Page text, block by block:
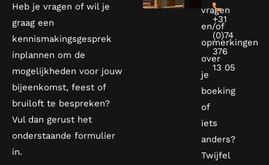
vragen
en/of
opmerkingen
over
je
boeking
of
iets
anders?
Twijfel
+31
(0)74
376
13 05
Heb je vragen of wil je
graag een
kennismakingsgesprek
inplannen om de
mogelijkheden voor jouw
bijeenkomst, feest of
bruiloft te bespreken?
Vul dan gerust het
onderstaande formulier
in.